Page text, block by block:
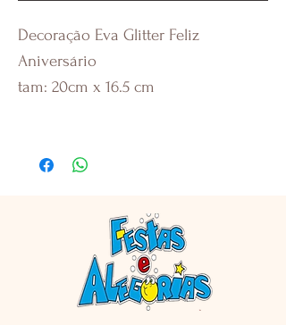
Decoração Eva Glitter Feliz
Aniversário
tam: 20cm x 16.5 cm